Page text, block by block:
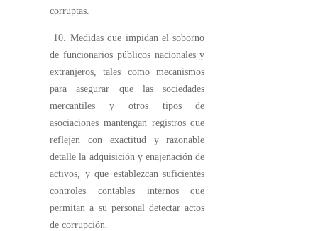
corruptas.
10. Medidas que impidan el soborno
de funcionarios públicos nacionales y
extranjeros, tales como mecanismos
para asegurar que las sociedades
mercantiles y otros tipos de
asociaciones mantengan registros que
reflejen con exactitud y razonable
detalle la adquisición y enajenación de
activos, y que establezcan suficientes
controles contables internos que
permitan a su personal detectar actos
de corrupción.